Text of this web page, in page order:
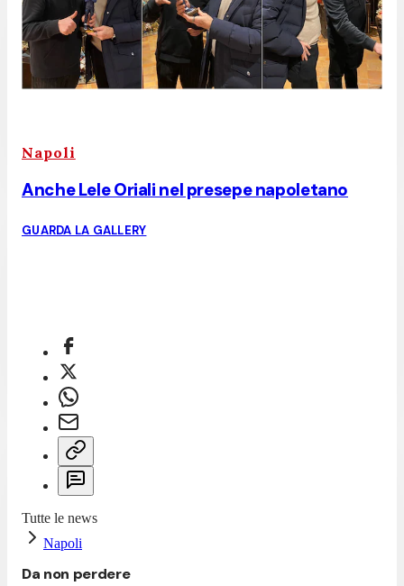
Napoli
Anche Lele Oriali nel presepe napoletano
GUARDA LA GALLERY
Tutte le news
Napoli
Da non perdere